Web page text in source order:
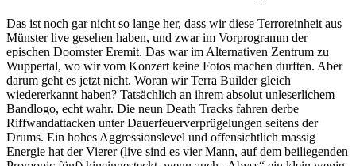
Das ist noch gar nicht so lange her, dass wir diese Terroreinheit aus
Münster live gesehen haben, und zwar im Vorprogramm der
epischen Doomster Eremit. Das war im Alternativen Zentrum zu
Wuppertal, wo wir vom Konzert keine Fotos machen durften. Aber
darum geht es jetzt nicht. Woran wir Terra Builder gleich
wiedererkannt haben? Tatsächlich an ihrem absolut unleserlichem
Bandlogo, echt wahr. Die neun Death Tracks fahren derbe
Riffwandattacken unter Dauerfeuerverprügelungen seitens der
Drums. Ein hohes Aggressionslevel und offensichtlich massig
Energie hat der Vierer (live sind es vier Mann, auf dem beiliegenden